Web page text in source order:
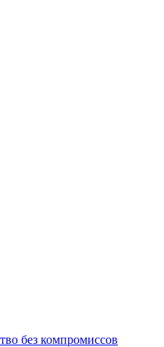
без компромиссов